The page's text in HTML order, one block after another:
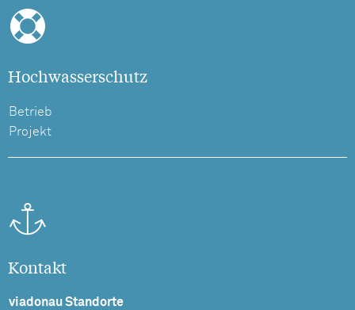
Hochwasserschutz
Betrieb
Projekt
Kontakt
viadonau Standorte